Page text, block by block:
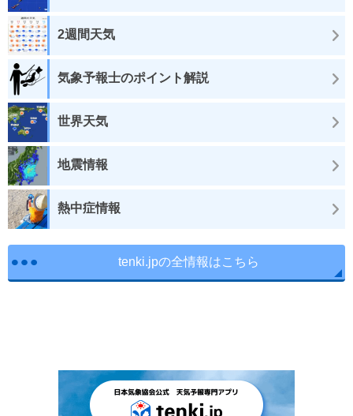
2週間天気
気象予報士のポイント解説
世界天気
地震情報
熱中症情報
tenki.jpの全情報はこちら